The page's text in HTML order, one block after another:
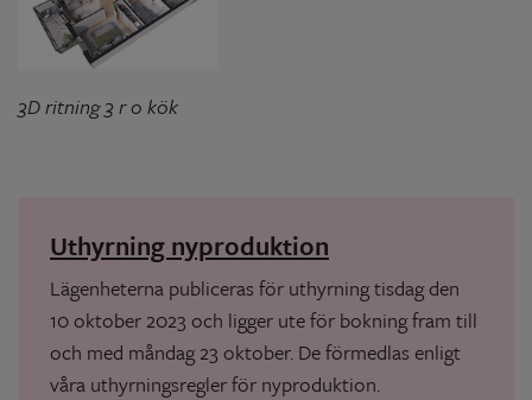
3D ritning 3 r o kök
Uthyrning nyproduktion
Lägenheterna publiceras för uthyrning tisdag den
10 oktober 2023 och ligger ute för bokning fram till
och med måndag 23 oktober. De förmedlas enligt
våra uthyrningsregler för nyproduktion.